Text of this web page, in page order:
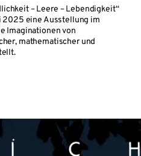
– Leere – Lebendigkeit“
2025 eine Ausstellung im
Imaginationen von
mathematischer und